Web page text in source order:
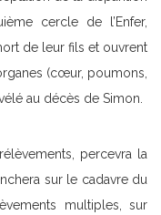
cercle de l’Enfer,
de leur fils et ouvrent
(cœur, poumons,
au décès de Simon.
percevra la
sur le cadavre du
multiples, sur